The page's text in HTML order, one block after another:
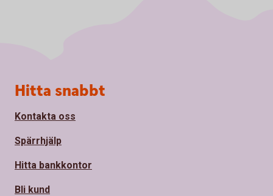
Sidfot
Hitta snabbt
Kontakta oss
Spärrhjälp
Hitta bankkontor
Bli kund